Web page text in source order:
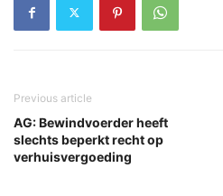
Previous article
AG: Bewindvoerder heeft
slechts beperkt recht op
verhuisvergoeding